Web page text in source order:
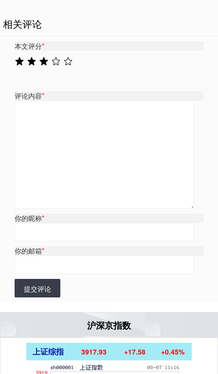
相关评论
本文评分*
评论内容*
你的昵称*
你的邮箱*
提交评论
沪深京指数
上证综指 3917.93 +17.58 +0.45%